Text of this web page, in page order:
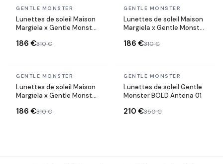
En stock
GENTLE MONSTER
Lunettes de soleil Maison
Margiela x Gentle Monster
acetate
186 €310 €
En stock
GENTLE MONSTER
Lunettes de soleil Maison
Margiela x Gentle Monster
acetate
186 €310 €
En stock
GENTLE MONSTER
Lunettes de soleil Maison
Margiela x Gentle Monster
acetate
186 €310 €
En stock
GENTLE MONSTER
Lunettes de soleil Gentle
Monster BOLD Antena 01
210 €350 €